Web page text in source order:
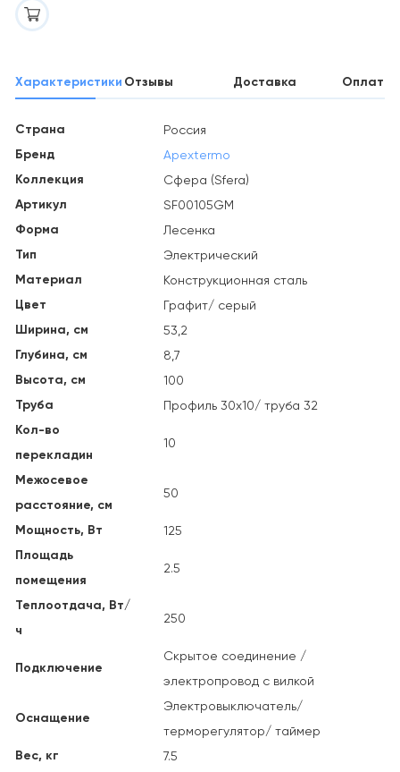
Характеристики Отзывы Доставка Оплата
Страна Россия
Бренд Apextermo
Коллекция Сфера (Sfera)
Артикул SF00105GM
Форма Лесенка
Тип Электрический
Материал Конструкционная сталь
Цвет Графит/ серый
Ширина, см 53,2
Глубина, см 8,7
Высота, см 100
Труба Профиль 30х10/ труба 32
Кол-во
перекладин
10
Межосевое
расстояние, см
50
Мощность, Вт 125
Площадь
помещения
2.5
Теплоотдача, Вт/
ч
250
Подключение
Скрытое соединение /
электропровод с вилкой
Оснащение
Электровыключатель/
терморегулятор/ таймер
Вес, кг 7.5